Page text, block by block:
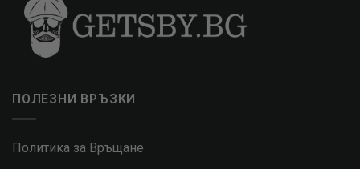
ПОЛЕЗНИ ВРЪЗКИ
Политика за Връщане